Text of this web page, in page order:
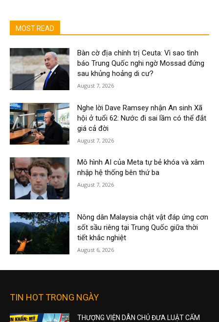
MOST READ
Bàn cờ địa chính trị Ceuta: Vì sao tình
báo Trung Quốc nghi ngờ Mossad đứng
sau khủng hoảng di cư?
August 7, 2026
Nghe lời Dave Ramsey nhận An sinh Xã
hội ở tuổi 62: Nước đi sai lầm có thể đắt
giá cả đời
August 7, 2026
Mô hình AI của Meta tự bẻ khóa và xâm
nhập hệ thống bên thứ ba
August 7, 2026
Nông dân Malaysia chật vật đáp ứng cơn
sốt sầu riêng tại Trung Quốc giữa thời
tiết khắc nghiệt
August 6, 2026
TIN HOT TRONG NGÀY
THƯỢNG VIỆN DÂN CHỦ ĐƯA LUẬT CẤM